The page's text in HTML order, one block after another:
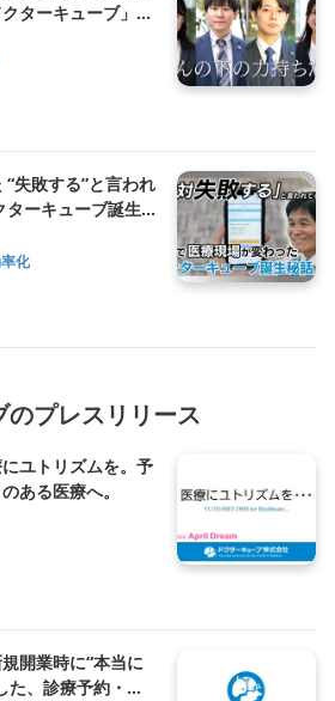
ターキューブ」の
失敗する”と言われ
ターキューブ誕生
化
のプレスリリース
ユトリズムを。予
ある医療へ。
開業時に“本当に
た、診療予約・受